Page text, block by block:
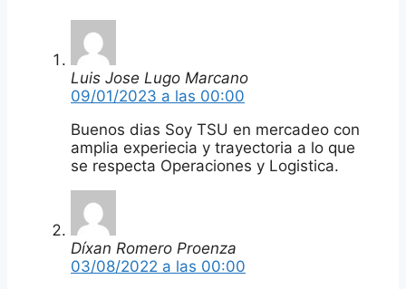
Luis Jose Lugo Marcano
09/01/2023 a las 00:00
Buenos dias Soy TSU en mercadeo con
amplia experiecia y trayectoria a lo que
se respecta Operaciones y Logistica.
Díxan Romero Proenza
03/08/2022 a las 00:00